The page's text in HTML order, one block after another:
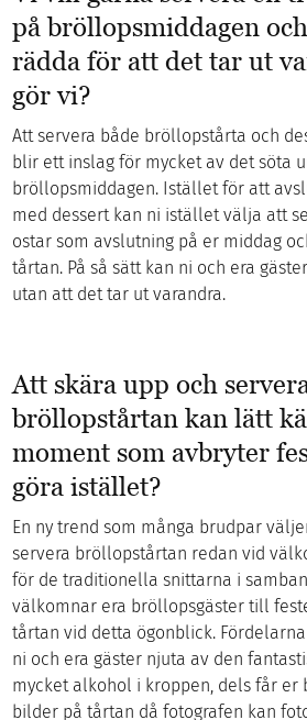
på bröllopsmiddagen
rädda för att det tar ut
gör vi?
Att servera både bröllopstårta och
blir ett inslag för mycket av det söta
bröllopsmiddagen. Istället för att
med dessert kan ni istället välja att
ostar som avslutning på er middag
tårtan. På så sätt kan ni och era
utan att det tar ut varandra.
Att skära upp och
bröllopstårtan kan lätt
moment som avbryter
göra istället?
En ny trend som många brudpar
servera bröllopstårtan redan vid
för de traditionella snittarna i
välkomnar era bröllopsgäster till
tårtan vid detta ögonblick.
ni och era gäster njuta av den
mycket alkohol i kroppen, dels får er
bilder på tårtan då fotografen kan